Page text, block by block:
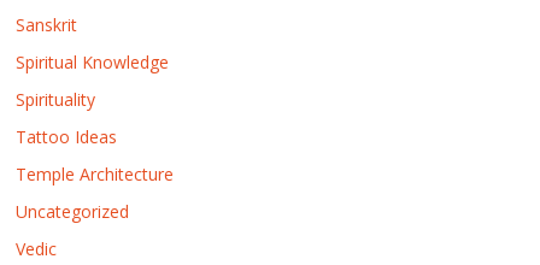
Sanskrit
Spiritual Knowledge
Spirituality
Tattoo Ideas
Temple Architecture
Uncategorized
Vedic